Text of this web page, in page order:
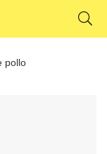
pollo